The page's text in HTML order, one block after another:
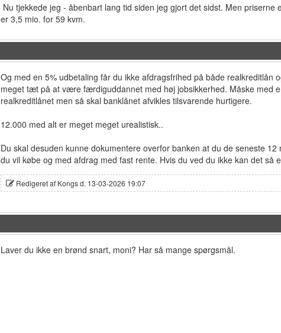
Nu tjekkede jeg - åbenbart lang tid siden jeg gjort det sidst. Men
er 3,5 mio. for 59 kvm.
Og med en 5% udbetaling får du ikke afdragsfrihed på både realkreditlån
meget tæt på at være færdiguddannet med høj jobsikkerhed. Måske med
realkreditlånet men så skal banklånet afvikles tilsvarende hurtigere.
12.000 med alt er meget meget urealistisk..
Du skal desuden kunne dokumentere overfor banken at du de seneste
du vil købe og med afdrag med fast rente. Hvis du ved du ikke kan det så
Redigeret af Kongs d. 13-03-2026 19:07
Laver du ikke en brønd snart, moni? Har så mange spørgsmål.